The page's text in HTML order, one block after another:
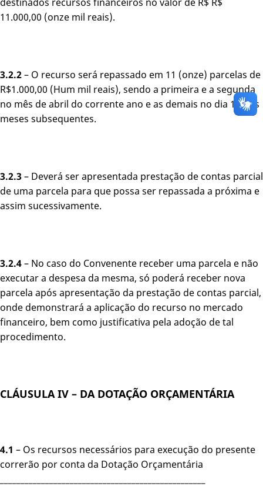
11.000,00 (onze mil reais).
3.2.2– O recurso será repassado em 11 (onze) parcelas de
R$1.000,00 (Hum mil reais), sendo a primeira e a segunda
no mês de abril do corrente ano e as demais no dia 10 dos
meses subsequentes.
3.2.3– Deverá ser apresentada prestação de contas parcial
de uma parcela para que possa ser repassada a próxima e
assim sucessivamente.
3.2.4– No caso do Convenente receber uma parcela e não
executar a despesa da mesma, só poderá receber nova
parcela após apresentação da prestação de contas parcial,
onde demonstrará a aplicação do recurso no mercado
financeiro, bem como justificativa pela adoção de tal
procedimento.
CLÁUSULA IV – DA DOTAÇÃO ORÇAMENTÁRIA
4.1 – Os recursos necessários para execução do presente
correrão por conta da Dotação Orçamentária